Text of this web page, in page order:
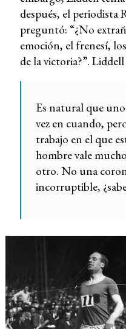
después, el periodista
preguntó: “¿No
emoción, el frenesí,
de la victoria?”.
Es natural que
vez en cuando,
trabajo en el que
hombre vale
otro. No una
incorruptible,